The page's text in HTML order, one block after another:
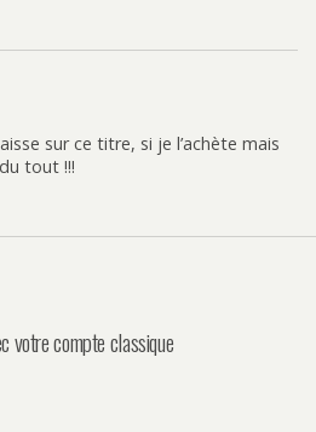
sur ce titre, si je l’achète mais
tout !!!
votre compte classique